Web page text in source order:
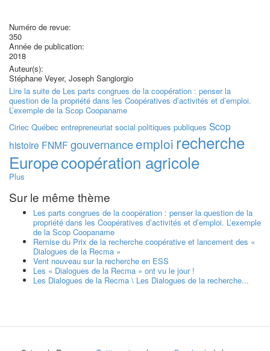
Numéro de revue:
350
Année de publication:
2018
Auteur(s):
Stéphane Veyer, Joseph Sangiorgio
Lire la suite de Les parts congrues de la coopération : penser la
question de la propriété dans les Coopératives d’activités et d’emploi.
L’exemple de la Scop Coopaname
Ciriec Québec entrepreneuriat social politiques publiques Scop
histoire FNMF gouvernanceemploi recherche
Europecoopération agricole
Plus
Sur le même thème
Les parts congrues de la coopération : penser la question de la
propriété dans les Coopératives d’activités et d’emploi. L’exemple
de la Scop Coopaname
Remise du Prix de la recherche coopérative et lancement des «
Dialogues de la Recma »
Vent nouveau sur la recherche en ESS
Les « Dialogues de la Recma » ont vu le jour !
Les Dialogues de la Recma \ Les Dialogues de la recherche...